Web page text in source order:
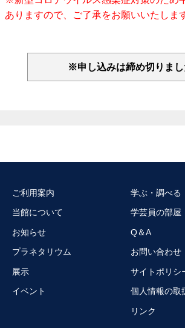
ありますので、ご了承をお願いいたしま
※申し込みは締め切りまし
ご利用案内
当館について
お知らせ
プラネタリウム
展示
イベント
学ぶ・調べる
学芸員の部屋
Q＆A
お問い合わせ
サイトポリシ
個人情報の取
リンク